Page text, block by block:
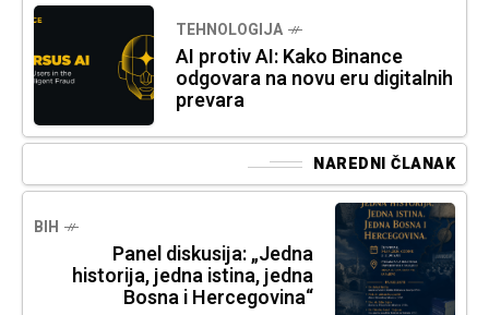
TEHNOLOGIJA
AI protiv AI: Kako Binance
odgovara na novu eru digitalnih
prevara
NAREDNI ČLANAK
BIH
Panel diskusija: „Jedna
historija, jedna istina, jedna
Bosna i Hercegovina“